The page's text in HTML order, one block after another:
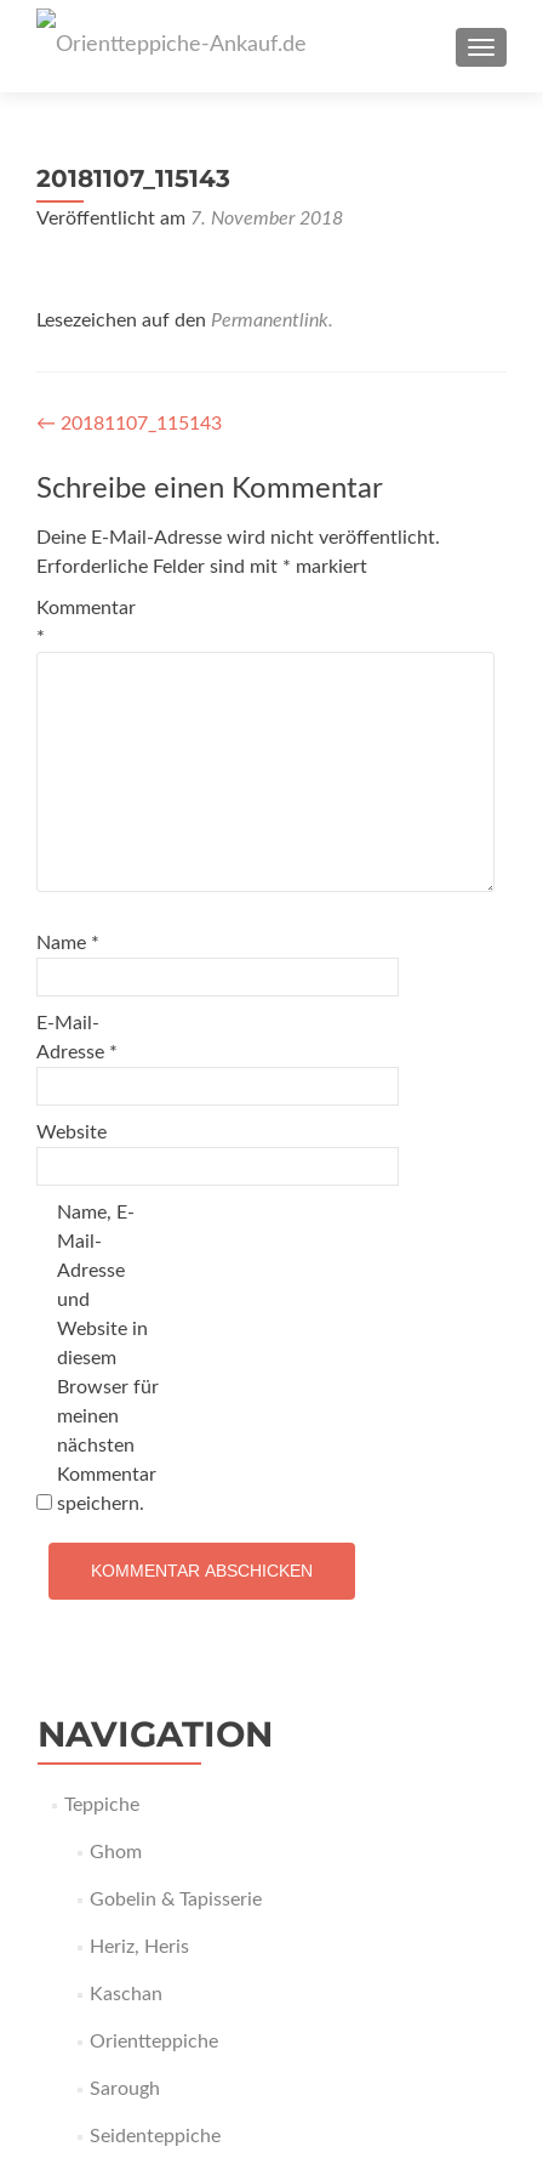
20181107_115143
Veröffentlicht am 7. November 2018
Lesezeichen auf den Permanentlink.
Artikel-
Navigation
← 20181107_115143
Schreibe einen Kommentar
Deine E-Mail-Adresse wird nicht veröffentlicht.
Erforderliche Felder sind mit * markiert
Kommentar
*
Name *
E-Mail-
Adresse *
Website
Name, E-
Mail-
Adresse
und
Website in
diesem
Browser für
meinen
nächsten
Kommentar
speichern.
NAVIGATION
Teppiche
Ghom
Gobelin & Tapisserie
Heriz, Heris
Kaschan
Orientteppiche
Sarough
Seidenteppiche